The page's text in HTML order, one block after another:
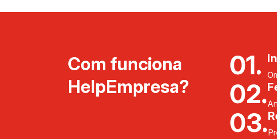
Com funciona
HelpEmpresa?
01.
02.
03.